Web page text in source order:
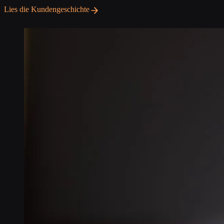
Lies die Kundengeschichte
Lies die Kundengeschichte